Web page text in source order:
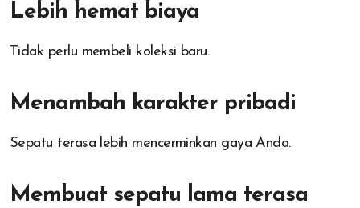
Lebih hemat biaya
Tidak perlu membeli koleksi baru.
Menambah karakter pribadi
Sepatu terasa lebih mencerminkan gaya Anda.
Membuat sepatu lama terasa